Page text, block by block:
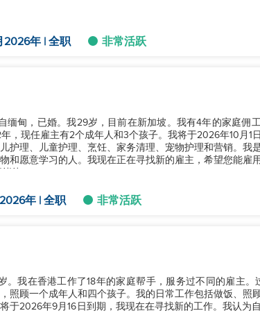
年 | 全职 非常活跃
缅甸，已婚。我29岁，目前在新加坡。我有4年的家庭佣
，现任雇主有2个成年人和3个孩子。我将于2026年10月1
护理、儿童护理、烹饪、家务清理、宠物护理和营销。我
和愿意学习的人。我现在正在寻找新的雇主，希望您能雇
年 | 全职 非常活跃
照顾一个成年人和四个孩子。我的日常工作包括做饭、照
于2026年9月16日到期，我现在在寻找新的工作。我认为